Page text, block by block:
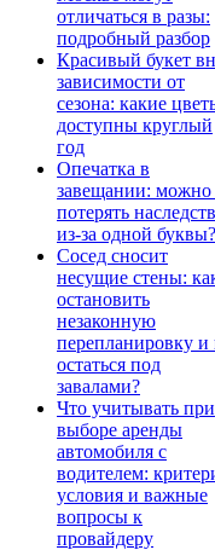
отличаться в разы:
подробный разбор
Красивый букет
зависимости от
сезона: какие
доступны круглый
год
Опечатка в
завещании: можно
потерять
из-за одной буквы?
Сосед сносит
несущие стены:
остановить
незаконную
перепланировку и
остаться под
завалами?
Что учитывать при
выборе аренды
автомобиля с
водителем:
условия и важные
вопросы к
провайдеру